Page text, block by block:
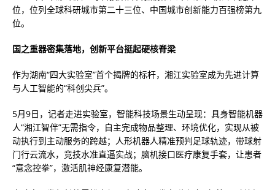
位，位列全球科研城市第二十三位、中国城市创新能力百强榜第九
位。
国之重器密集落地，创新平台挺起硬核脊梁
作为湖南“四大实验室”首个揭牌的标杆，湘江实验室成为先进计算
与人工智能的“科创尖兵”。
5月9日，记者走进实验室，智能科技场景生动呈现：具身智能机器
人“湘江智伴”无需指令，自主完成物品整理、环境优化，实现从被
动执行到主动服务的跨越；人形机器人精准预判足球轨迹，带球射
门行云流水，竞技水准直逼实战；脑机接口医疗康复手套，让患者
“意念控拳”，激活肌神经康复潜能。